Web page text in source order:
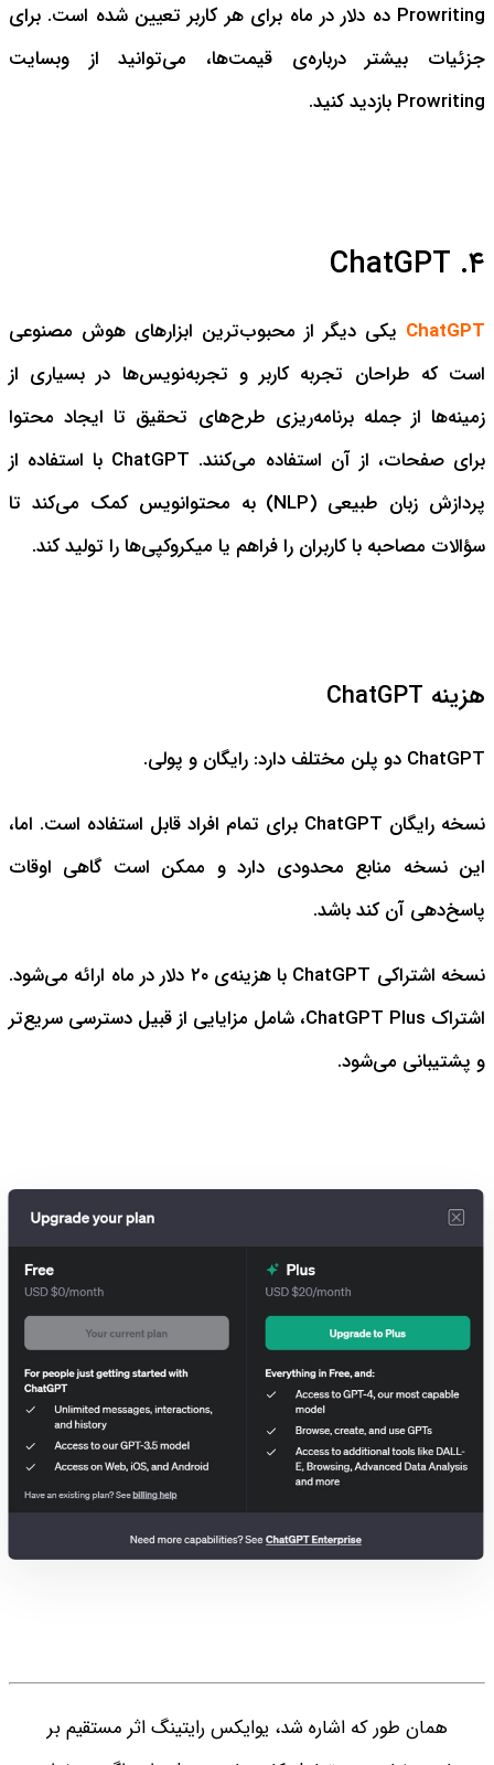
Prowriting ده دلار در ماه برای هر کاربر تعیین شده است. برای
جزئیات بیشتر درباره‌ی قیمت‌ها، می‌توانید از وبسایت
Prowriting بازدید کنید.
۴. ChatGPT
ChatGPT یکی دیگر از محبوب‌ترین ابزارهای هوش مصنوعی
است که طراحان تجربه کاربر و تجربه‌نویس‌ها در بسیاری از
زمینه‌ها از جمله برنامه‌ریزی طرح‌های تحقیق تا ایجاد محتوا
برای صفحات، از آن استفاده می‌کنند. ChatGPT با استفاده از
پردازش زبان طبیعی (NLP) به محتوانویس کمک می‌کند تا
سؤالات مصاحبه با کاربران را فراهم یا میکروکپی‌ها را تولید کند.
هزینه ChatGPT
ChatGPT دو پلن مختلف دارد: رایگان و پولی.
نسخه رایگان ChatGPT برای تمام افراد قابل استفاده است. اما،
این نسخه منابع محدودی دارد و ممکن است گاهی اوقات
پاسخ‌دهی آن کند باشد.
نسخه اشتراکی ChatGPT با هزینه‌ی ۲۰ دلار در ماه ارائه می‌شود.
اشتراک ChatGPT Plus، شامل مزایایی از قبیل دسترسی سریع‌تر
و پشتیبانی می‌شود.
همان‌ طور که اشاره شد، یوایکس رایتینگ اثر مستقیم بر